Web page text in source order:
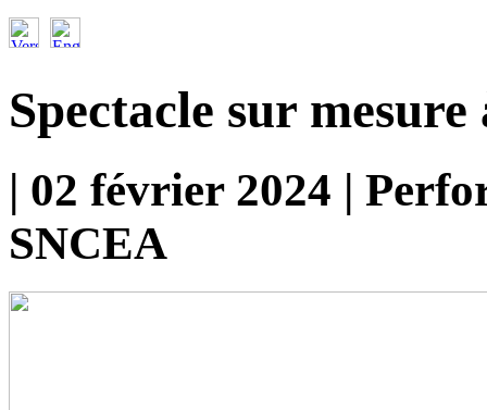
Spectacle sur
| 02 février 2024 |
SNCEA